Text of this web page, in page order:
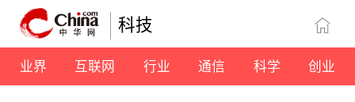
科技
业界 互联网 行业 通信 科学 创业